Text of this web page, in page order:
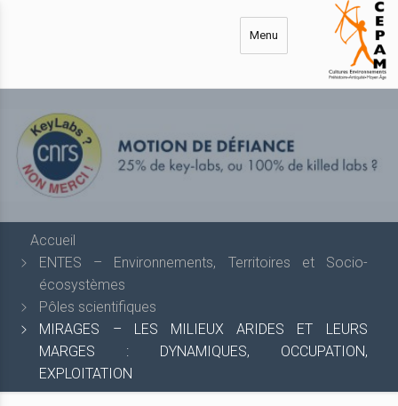
Menu
Accueil
ENTES – Environnements, Territoires et Socio-
écosystèmes
Pôles scientifiques
MIRAGES – LES MILIEUX ARIDES ET LEURS
MARGES : DYNAMIQUES, OCCUPATION,
EXPLOITATION